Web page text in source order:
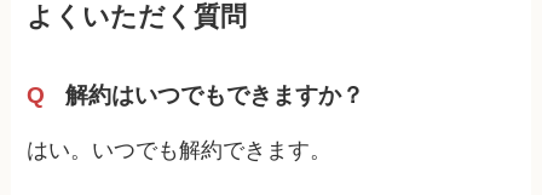
よくいただく質問
解約はいつでもできますか？
はい。いつでも解約できます。